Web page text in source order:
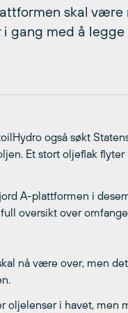
skal
gang med å
også søkt
Et stort oljeflak
A-plattformen i
oversikt over
nå være over, men
oljelenser i havet, men